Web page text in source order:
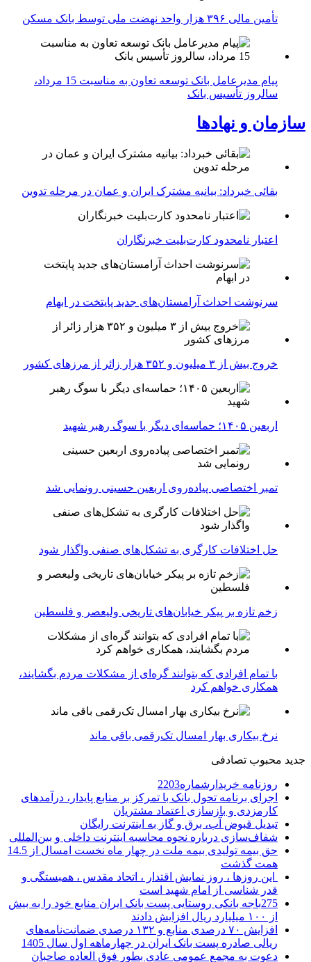
تأمین مالی ۳۹۶ هزار واحد نهضت ملی توسط بانک مسکن
پیام مدیرعامل بانک توسعه تعاون به مناسبت 15 مرداد،
سالروز تأسیس بانک
سازمان و نهادها
بقائی خبرداد: بیانیه مشترک ایران و عمان در مرحله تدوین
اعتبار نامحدود کارت‌بلیت خبرنگاران
سرنوشت احداث آرامستان‌های جدید پایتخت در ابهام
خروج بیش از ۳ میلیون و ۳۵۲ هزار زائر از مرزهای کشور
اربعین ۱۴۰۵؛ حماسه‌ای دیگر با سوگ رهبر شهید
تمبر اختصاصی پیاده‌روی اربعین حسینی رونمایی شد
حل اختلافات کارگری به تشکل‌های صنفی واگذار شود
زخم تازه بر پیکر خیابان‌های تاریخی ولیعصر و فلسطین
با تمام افرادی که بتوانند گره‌ای از مشکلات مردم بگشایند،
همکاری خواهم کرد
نرخ بیکاری بهار امسال تک‌رقمی باقی ماند
جدید محبوب تصادفی
روزنامه خریدارشماره2203
اجرای برنامه تحول بانک با تمرکز بر منابع پایدار، درآمدهای
کارمزدی و بازسازی اعتماد مشتریان
تبدیل قبوض آب، برق و گاز به اینترنت رایگان
شفاف‌سازی درباره نحوه محاسبه اینترنت داخلی و بین‌المللی
حق بیمه تولیدی بیمه ملت در چهار ماه نخست امسال از 14.5
همت گذشت
این روزها ، روز نمایش اقتدار ، اتحاد مقدس ، همبستگی و
قدر شناسی از امام شهید است
275باجه بانکی روستایی پست بانک ایران منابع خود را به بیش
از ۱۰۰ میلیارد ریال افزایش دادند
افزایش ۷۰ درصدی منابع و ۱۳۲ درصدی ضمانت‌نامه‌های
ریالی صادره پست بانک ایران در چهارماهه اول سال 1405
دعوت به مجمع عمومی عادی بطور فوق العاده صاحبان